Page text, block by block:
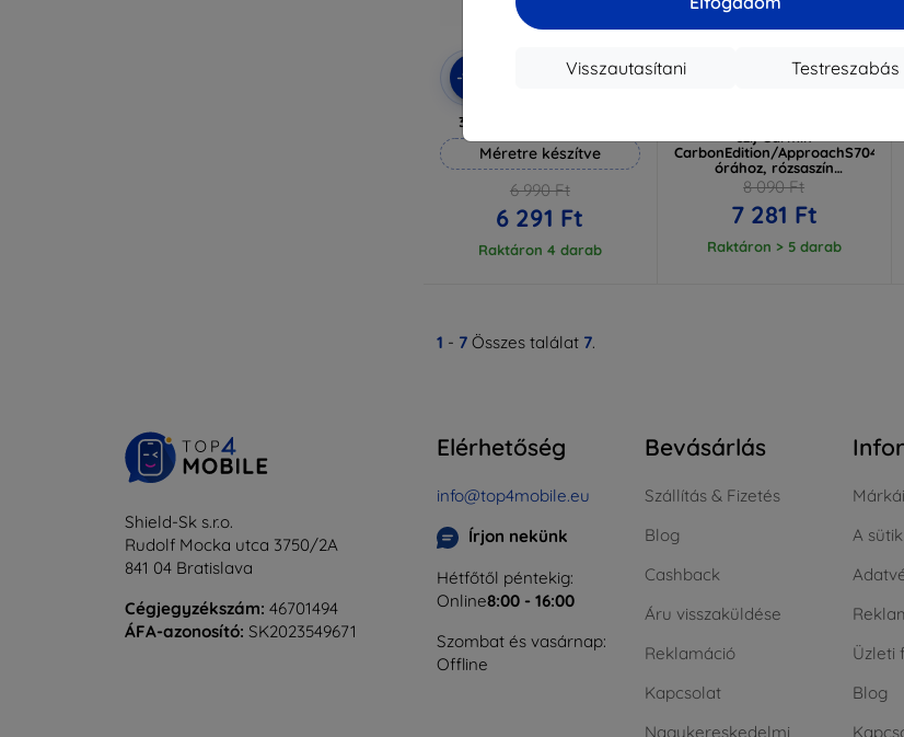
Testreszabás
Visszautasítani
-10%
Kedvezmény
EXTRA10
3mk Hammer védőfólia
Méretre készítve
6 990 Ft
6 291 Ft
Raktáron 4 darab
Kedvezmény
EXTRA10
CarbonEdition/
órához, rózsaszín
(05908047991341)
8 090 Ft
7 281 Ft
Raktáron > 5 darab
1 - 7 Összes találat 7.
Shield-Sk s.r.o.
Rudolf Mocka utca 3750/2A
841 04 Bratislava
Cégjegyzékszám: 46701494
ÁFA-azonosító: SK2023549671
Elérhetőség
info@top4mobile.eu
Írjon nekünk
Hétfőtől péntekig:
Online8:00 - 16:00
Szombat és vasárnap:
Offline
Bevásárlás
Szállítás & Fizetés
Blog
Cashback
Áru visszaküldése
Reklamáció
Kapcsolat
Nagykereskedelmi
A sütik
Üzleti
Blog